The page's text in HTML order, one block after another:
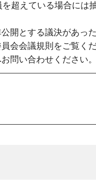
超えている場合には
開とする議決があっ
会会議規則をご覧くだ
問い合わせください。